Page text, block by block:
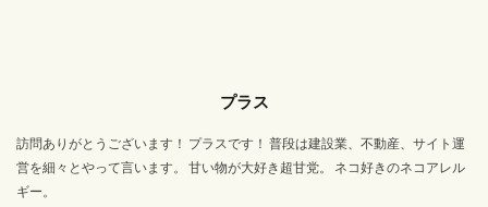
プラス
訪問ありがとうございます！ プラスです！ 普段は建設業、不動産、サイト運
営を細々とやって言います。 甘い物が大好き超甘党。 ネコ好きのネコアレル
ギー。